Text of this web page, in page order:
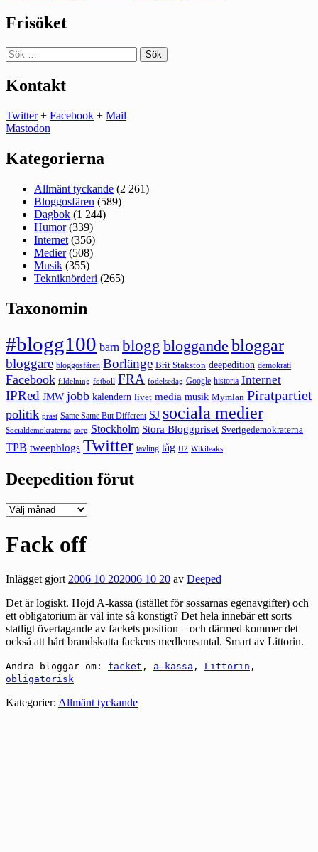
Frisöket
Sök
efter:
Kontakt
Twitter+ Facebook + Mail
Mastodon
Kategorierna
Allmänt tyckande (2 261)
Bloggosfären (589)
Dagbok (1 244)
Humor(339)
Internet (356)
Medier(508)
Musik (355)
Tekniknörderi (265)
Taxonomin
#blogg100 barn blogg bloggande bloggar
bloggare bloggosfären Borlänge Brit Stakston deepedition demokrati
Facebook fildelning fotboll FRA födelsedag Google historia Internet
IPRed JMW jobb kalendern livet media musik Mymlan Piratpartiet
politik präst Same Same But Different SJ sociala medier
Socialdemokraterna sorg Stockholm Stora Bloggpriset Sverigedemokraterna
TPB tweepblogs Twitter tävling tåg U2 Wikileaks
Deepedition förut
Deepedition
Fack off
Inlägget gjort2006 10 202006 10 20 av Deeped
Det är logiskt. Höjd A-kassa (istället för sossarnas egenavgifter) och
ett obligatorium är väl inte så konstigt? Det hela innebär ett sorts
statligt övertagande av fackets position – och därmed kommer det
också att hårt brandskatta fackens medlemsantal. Smart av Littorin.
Andra bloggar om: facket , a-kassa , Littorin ,
obligatorisk
Kategorier: Allmänt tyckande